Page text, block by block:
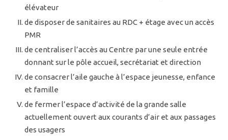
élévateur
de disposer de sanitaires au RDC + étage avec un accès
PMR
de centraliser l’accès au Centre par une seule entrée
donnant sur le pôle accueil, secrétariat et direction
de consacrer l’aile gauche à l’espace jeunesse, enfance
et famille
de fermer l’espace d’activité de la grande salle
actuellement ouvert aux courants d’air et aux passages
des usagers